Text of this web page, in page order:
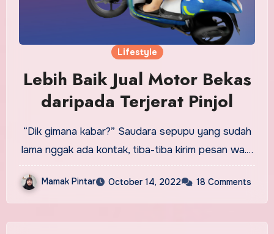
Lifestyle
Lebih Baik Jual Motor Bekas
daripada Terjerat Pinjol
“Dik gimana kabar?” Saudara sepupu yang sudah
lama nggak ada kontak, tiba-tiba kirim pesan wa.…
Mamak Pintar October 14, 2022 18 Comments